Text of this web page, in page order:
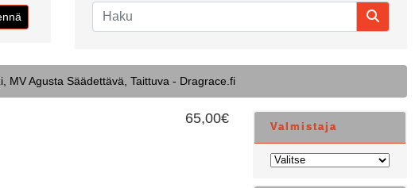
MV Agusta Säädettävä, Taittuva - Dragrace.fi
65,00€
Valmistaja